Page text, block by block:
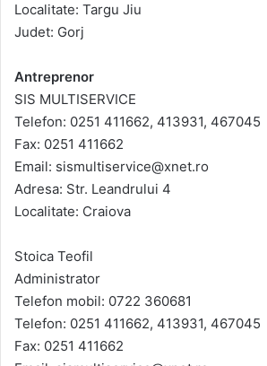
Localitate: Targu Jiu
Judet: Gorj
Antreprenor
SIS MULTISERVICE
Telefon: 0251 411662, 413931, 467045
Fax: 0251 411662
Email: sismultiservice@xnet.ro
Adresa: Str. Leandrului 4
Localitate: Craiova
Stoica Teofil
Administrator
Telefon mobil: 0722 360681
Telefon: 0251 411662, 413931, 467045
Fax: 0251 411662